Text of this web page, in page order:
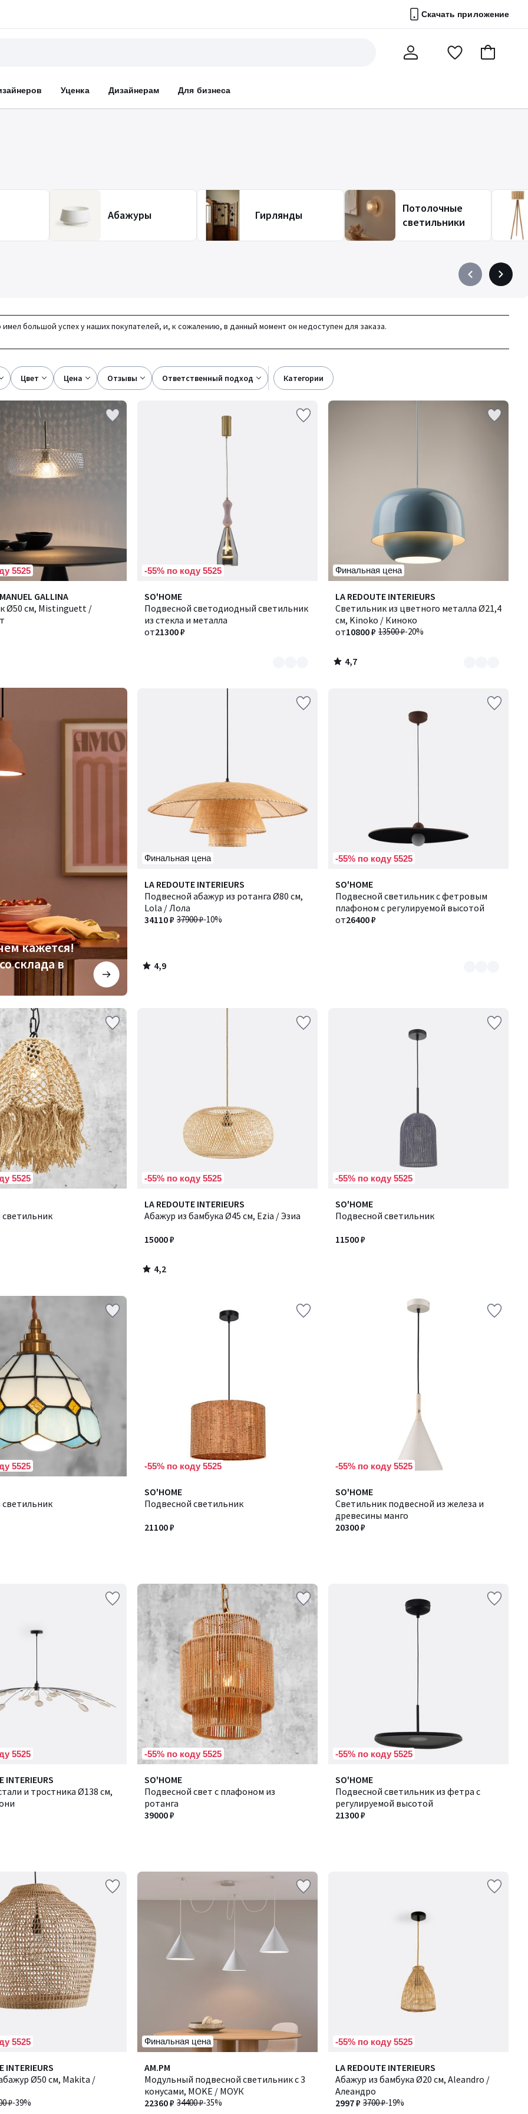
Скачать приложение
Уценка Дизайнерам Для бизнеса
ПерейтиВ
Абажуры Гирлянды
Потолочные
светильники
Précédent
à
Suivant
à
большой успех у наших покупателей, и, к сожалению, в данный момент он недоступен для заказа.
цвет цена отзывы ответственный подход категории
5525
GALLINA
Ø50 см, Mistinguett /
-55% по коду 5525
SO'HOME
Подвесной светодиодный светильник
из стекла и металла
от21300 ₽
Количество
цветов:
4
Финальная цена
LA REDOUTE INTERIEURS
Светильник из цветного металла Ø21,4
см, Kinoko / Киноко
13500 ₽-20%
от10800 ₽
4,7
/ 5
Количество
цветов:
2
4,7
/
кажется!
склада в
Финальная цена
LA REDOUTE INTERIEURS
Подвесной абажур из ротанга Ø80 см,
Lola / Лола
37900 ₽-10%
34110 ₽
4,9
/ 5
4,9
/
-55% по коду 5525
SO'HOME
Подвесной светильник с фетровым
плафоном с регулируемой высотой
от26400 ₽
Количество
цветов:
2
5525 -55% по коду 5525
LA REDOUTE INTERIEURS
Абажур из бамбука Ø45 см, Ezia / Эзиа
15000 ₽
4,2
/ 5
4,2
/
-55% по коду 5525
SO'HOME
Подвесной светильник
11500 ₽
5525 -55% по коду 5525
SO'HOME
Подвесной светильник
21100 ₽
-55% по коду 5525
SO'HOME
Светильник подвесной из железа и
древесины манго
20300 ₽
5525
INTERIEURS
и тростника Ø138 см,
-55% по коду 5525
SO'HOME
Подвесной свет с плафоном из
ротанга
39000 ₽
-55% по коду 5525
SO'HOME
Подвесной светильник из фетра с
регулируемой высотой
21300 ₽
5525
INTERIEURS
Ø50 см, Makita /
₽-39%
Финальная цена
AM.PM
Модульный подвесной светильник с 3
конусами, MOKE / МОУК
34400 ₽-35%
22360 ₽
-55% по коду 5525
LA REDOUTE INTERIEURS
Абажур из бамбука Ø20 см, Aleandro /
Алеандро
3700 ₽-19%
2997 ₽
3,7
/ 5